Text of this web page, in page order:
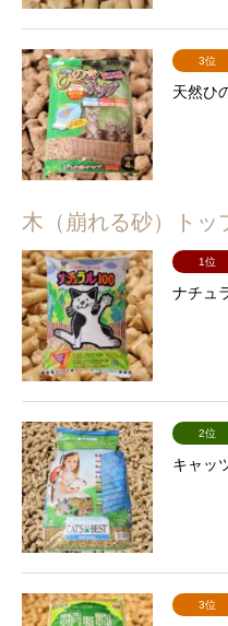
3位
天然ひ
木（崩れる砂）トッ
1位
ナチュ
2位
キャッ
3位